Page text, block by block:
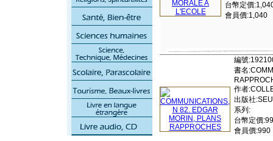
台幣定價
會員價:1,040
編號
書名
作者
出版社
系列:
台幣定價
會員價:990